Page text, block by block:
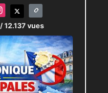
/ 12.137 vues